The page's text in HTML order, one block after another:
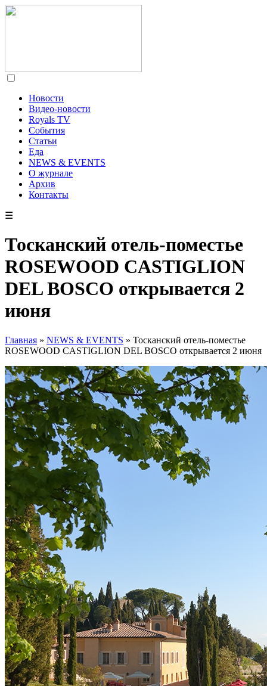
Новости
Видео-новости
Royals TV
События
Статьи
Еда
NEWS & EVENTS
О журнале
Архив
Контакты
☰
Тосканский отель-поместье
ROSEWOOD CASTIGLION
DEL BOSCO открывается 2
июня
Главная » NEWS & EVENTS » Тосканский отель-поместье
ROSEWOOD CASTIGLION DEL BOSCO открывается 2 июня